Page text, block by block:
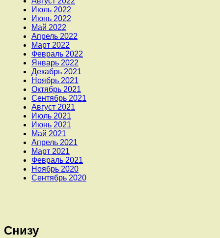
Июль 2022
Июнь 2022
Май 2022
Апрель 2022
Март 2022
Февраль 2022
Январь 2022
Декабрь 2021
Ноябрь 2021
Октябрь 2021
Сентябрь 2021
Август 2021
Июль 2021
Июнь 2021
Май 2021
Апрель 2021
Март 2021
Февраль 2021
Ноябрь 2020
Сентябрь 2020
Снизу